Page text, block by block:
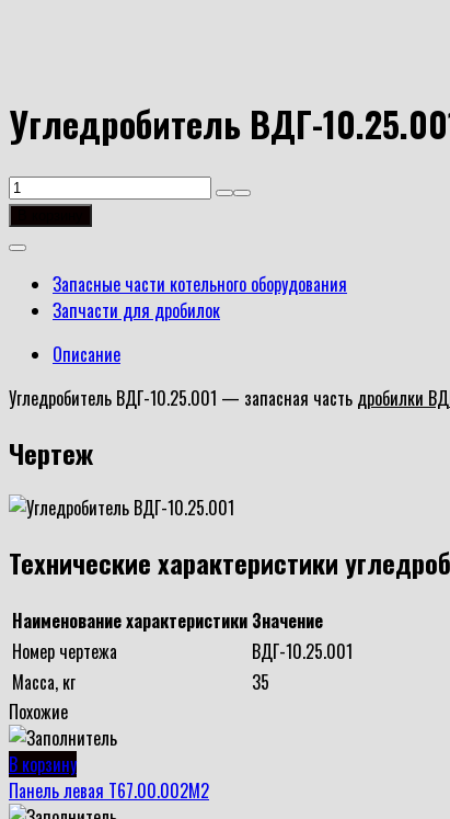
Угледробитель ВДГ-
Количество
товара
Запасные части котельного оборудования
Запчасти для дробилок
Описание
Угледробитель ВДГ-10.25.001 — запасная часть дробилки
Чертеж
Технические характеристики
Наименование характеристики Значение
Номер чертежа
ВДГ-10.25.001
Масса, кг
35
Похожие
В корзину
Панель левая Т67.00.002М2